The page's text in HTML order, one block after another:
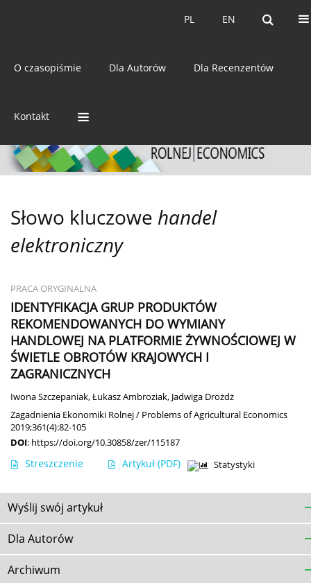
EN
PL EN
PL
O czasopiśmie Dla Autorów Dla Recenzentów
Kontakt
ISSN: 0044-1600
Słowo kluczowe handel
elektroniczny
PRACA ORYGINALNA
IDENTYFIKACJA GRUP PRODUKTÓW
REKOMENDOWANYCH DO WYMIANY
HANDLOWEJ NA PLATFORMIE ŻYWNOŚCIOWEJ W
ŚWIETLE OBROTÓW KRAJOWYCH I
ZAGRANICZNYCH
Iwona Szczepaniak,Łukasz Ambroziak, Jadwiga Drożdż
Zagadnienia Ekonomiki Rolnej / Problems of Agricultural Economics
2019;361(4):82-105
DOI: https://doi.org/10.30858/zer/115187
Streszczenie Artykuł (PDF) Statystyki
Wyślij swój artykuł
Dla Autorów
Archiwum